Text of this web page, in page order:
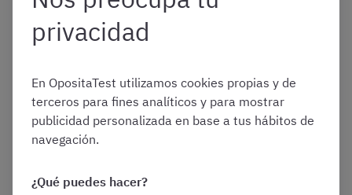
mantenerte al día sobre las novedades de tu
oposición
👉 https://www.opositatest.com/registro/
Telegram de la SS! 👉
https://t.me/+U9tthHvCxLKLindr
Si necesitas ayuda paraelegir la
preparación de tu oposición
contactará 👉https://opo.cl/JoW0t
privacidad
En OpositaTest utilizamos cookies propias y de
terceros para fines analíticos y para mostrar
publicidad personalizada en base a tus hábitos de
navegación.
¿Qué puedes hacer?